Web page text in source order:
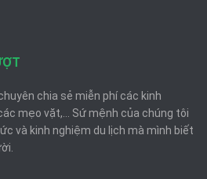
chia sẻ miễn phí các kinh
mẹo vặt,... Sứ mệnh của chúng tôi
và kinh nghiệm du lịch mà mình biết